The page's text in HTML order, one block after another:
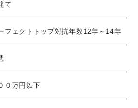
て
フェクトトップ対抗年数12年～14年
０万円以下